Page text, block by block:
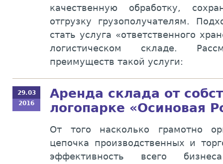
качественную обработку,
отгрузку грузополучателям.
стать услуга «ответственного
логистическом складе.
преимуществ такой услуги:
29.03
2016
Аренда склада от
логопарке «Осиновая
От того насколько грамотно
цепочка производственных и
эффективность всего